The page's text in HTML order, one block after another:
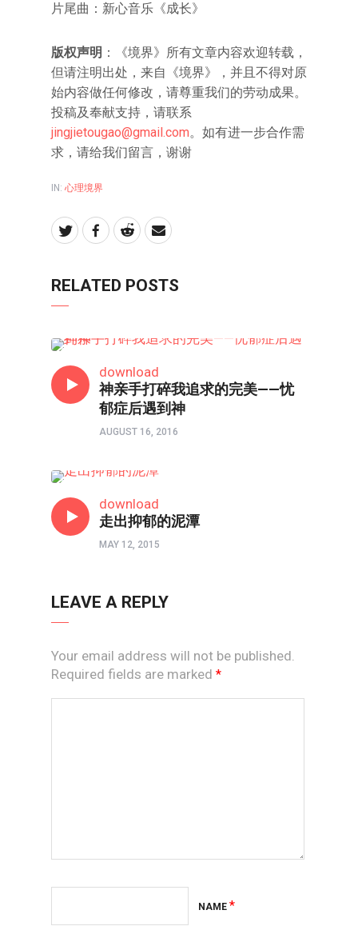
片尾曲：新心音乐《成长》
版权声明 ：《境界》所有文章内容欢迎转载，
但请注明出处，来自《境界》，并且不得对原
始内容做任何修改，请尊重我们的劳动成果。
投稿及奉献支持，请联系
jingjietougao@gmail.com。如有进一步合作需
求，请给我们留言，谢谢
IN: 心理境界
RELATED POSTS
download
神亲手打碎我追求的完美——忧
郁症后遇到神
AUGUST 16, 2016
download
走出抑郁的泥潭
MAY 12, 2015
LEAVE A REPLY
Your email address will not be published.
Required fields are marked *
NAME *